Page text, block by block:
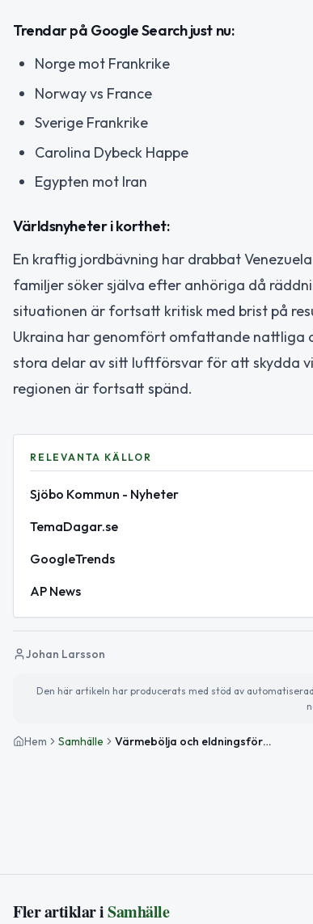
Trendar på Google Search just nu:
Norge mot Frankrike
Norway vs France
Sverige Frankrike
Carolina Dybeck Happe
Egypten mot Iran
Världsnyheter i korthet:
En kraftig jordbävning har drabbat
familjer söker själva efter anhöriga då
situationen är fortsatt kritisk med brist på
Ukraina har genomfört omfattande nattliga
stora delar av sitt luftförsvar för att skydda
regionen är fortsatt spänd.
RELEVANTA KÄLLOR
Sjöbo Kommun - Nyheter
TemaDagar.se
GoogleTrends
AP News
Johan Larsson
Den här artikeln har producerats med stöd av
Hem Samhälle Värmebölja och eldningsförbud – så påverkas din dag
Fler artiklar iSamhälle